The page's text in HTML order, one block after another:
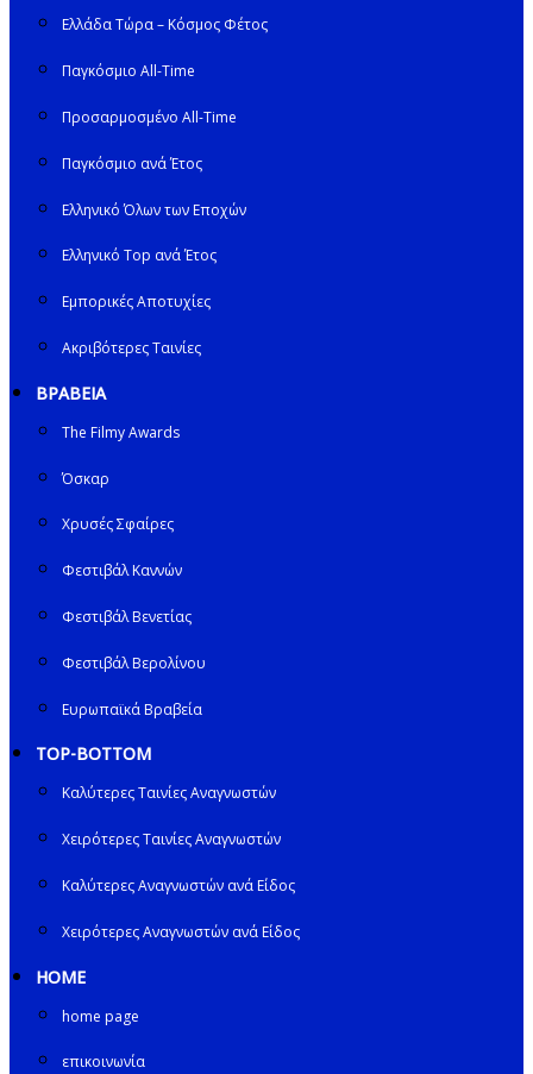
Ελλάδα Τώρα – Κόσμος Φέτος
Παγκόσμιο All-Time
Προσαρμοσμένο All-Time
Παγκόσμιο ανά Έτος
Ελληνικό Όλων των Εποχών
Ελληνικό Top ανά Έτος
Εμπορικές Αποτυχίες
Ακριβότερες Ταινίες
ΒΡΑΒΕΙΑ
The Filmy Awards
Όσκαρ
Χρυσές Σφαίρες
Φεστιβάλ Καννών
Φεστιβάλ Βενετίας
Φεστιβάλ Βερολίνου
Ευρωπαϊκά Βραβεία
TOP-BOTTOM
Καλύτερες Ταινίες Αναγνωστών
Χειρότερες Ταινίες Αναγνωστών
Καλύτερες Αναγνωστών ανά Είδος
Χειρότερες Αναγνωστών ανά Είδος
HOME
home page
επικοινωνία